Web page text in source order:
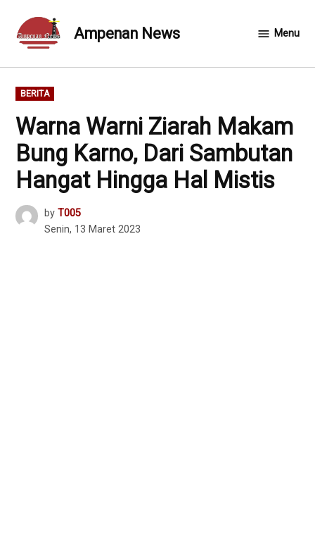
content
Ampenan News Menu
POSTED
IN
BERITA
Warna Warni Ziarah Makam
Bung Karno, Dari Sambutan
Hangat Hingga Hal Mistis
by T005
Senin, 13 Maret 2023